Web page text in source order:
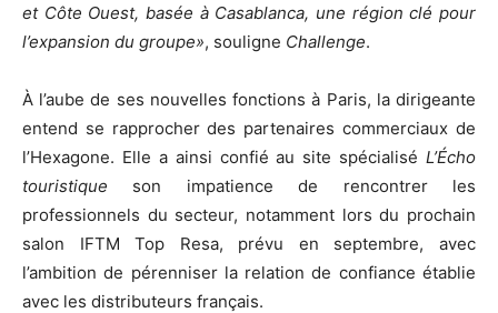
et Côte Ouest, basée à Casablanca, une région clé pour
l’expansion du groupe», souligne Challenge.
À l’aube de ses nouvelles fonctions à Paris, la dirigeante
entend se rapprocher des partenaires commerciaux de
l’Hexagone. Elle a ainsi confié au site spécialisé L’Écho
touristique son impatience de rencontrer les
professionnels du secteur, notamment lors du prochain
salon IFTM Top Resa, prévu en septembre, avec
l’ambition de pérenniser la relation de confiance établie
avec les distributeurs français.